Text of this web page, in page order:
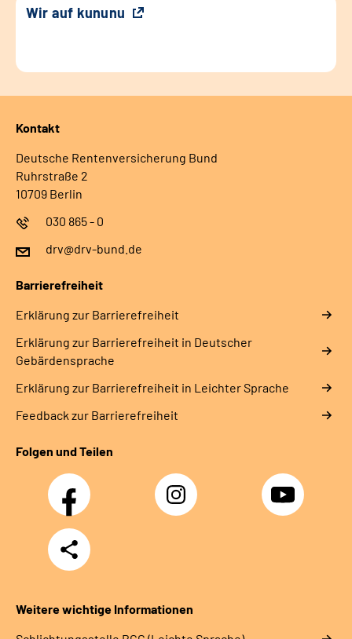
Wir auf kununu
Kontakt
Deutsche Rentenversicherung Bund
Ruhrstraße 2
10709 Berlin
030 865 - 0
drv@drv-bund.de
Barrierefreiheit
Erklärung zur Barrierefreiheit
Erklärung zur Barrierefreiheit in Deutscher
Gebärdensprache
Erklärung zur Barrierefreiheit in Leichter Sprache
Feedback zur Barrierefreiheit
Folgen und Teilen
Facebook Instagram YouTube
Teilen
Weitere wichtige Informationen